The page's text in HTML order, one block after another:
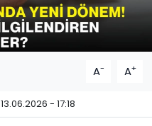
A- A+
13.06.2026 - 17:18